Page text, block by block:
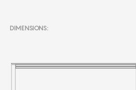
DIMENSIONS: